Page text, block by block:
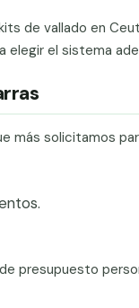
de vallado en
elegir el sistema
más solicitamos
presupuesto